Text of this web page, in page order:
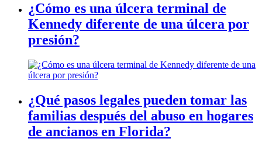
¿Cómo es una úlcera terminal de
Kennedy diferente de una úlcera por
presión?
¿Qué pasos legales pueden tomar las
familias después del abuso en hogares
de ancianos en Florida?